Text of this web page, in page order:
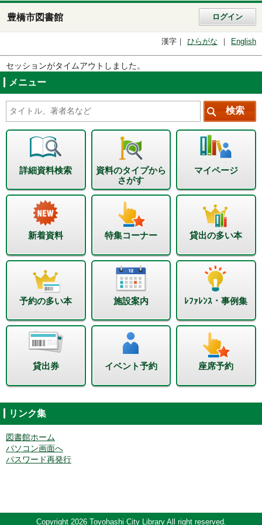
豊橋市図書館 ログイン
漢字 ひらがな English
セッションがタイムアウトしました。
メニュー
詳細資料検索
資料のタイプから
さがす
マイページ
新着資料 特集コーナー 貸出の多い本
予約の多い本 施設案内 ﾚﾌｧﾚﾝｽ・事例集
貸出券 イベント予約 座席予約
リンク集
図書館ホーム
パソコン画面へ
パスワード再発行
Copyright 2026 Toyohashi City Library All right reserved.